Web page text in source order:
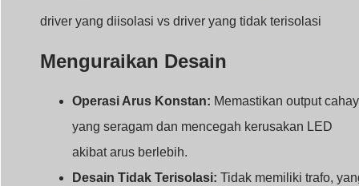
driver yang diisolasi vs driver yang tidak terisolasi
Menguraikan Desain
Operasi Arus Konstan: Memastikan output
yang seragam dan mencegah kerusakan LED
akibat arus berlebih.
Desain Tidak Terisolasi: Tidak memiliki trafo,